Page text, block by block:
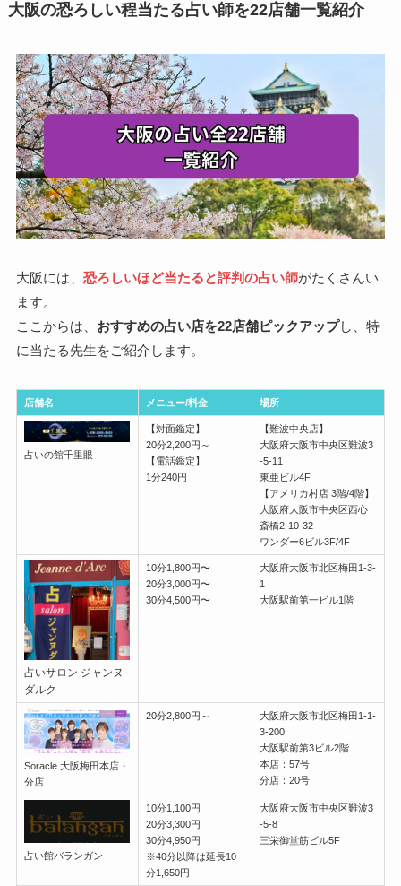
大阪の恐ろしい程当たる占い師を22店舗一覧紹介
大阪には、 恐ろしいほど当たると評判の占い師がたくさんい
ます。
ここからは、 おすすめの占い店を22店舗ピックアップし、特
に当たる先生をご紹介します。
店舗名 メニュー/料金 場所
占いの館千里眼
【対面鑑定】
20分2,200円～
【電話鑑定】
1分240円
【難波中央店】
大阪府大阪市中央区難波3
-5-11
東亜ビル4F
【アメリカ村店 3階/4階】
大阪府大阪市中央区西心
斎橋2-10-32
ワンダー6ビル3F/4F
占いサロン ジャンヌ
ダルク
10分1,800円〜
20分3,000円〜
30分4,500円〜
大阪府大阪市北区梅田1-3-
1
大阪駅前第一ビル1階
Soracle 大阪梅田本店・
分店
20分2,800円～
大阪府大阪市北区梅田1-1-
3-200
大阪駅前第3ビル2階
本店：57号
分店：20号
占い館バランガン
10分1,100円
20分3,300円
30分4,950円
※40分以降は延長10
分1,650円
大阪府大阪市中央区難波3
-5-8
三栄御堂筋ビル5F